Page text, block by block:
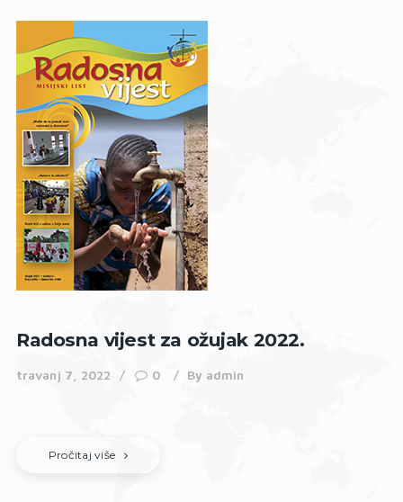
Radosna vijest za ožujak 2022.
travanj 7, 2022 0 By admin
Pročitaj više